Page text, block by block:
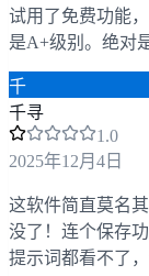
试用了免费功能
是A+级别。绝对
千
千寻
1 .0
2025年12月4日
这软件简直莫名
没了！连个保存
提示词都看不了